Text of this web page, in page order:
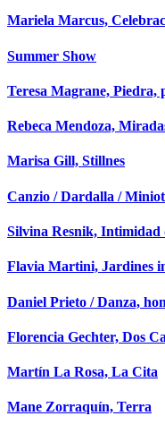
Mariela Marcus,
Summer Show
Teresa Magrane, Piedra,
Rebeca Mendoza,
Marisa Gill, Stillnes
Canzio / Dardalla /
Silvina Resnik, Intimidad
Flavia Martini, Jardines
Daniel Prieto / Danza,
Florencia Gechter, Dos
Martín La Rosa, La Cita
Mane Zorraquín, Terra